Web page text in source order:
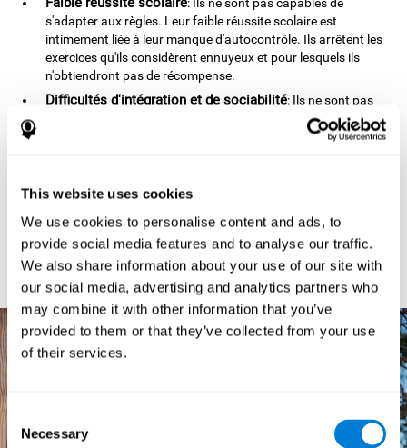
This website uses cookies
We use cookies to personalise content and ads, to
provide social media features and to analyse our traffic.
We also share information about your use of our site with
our social media, advertising and analytics partners who
may combine it with other information that you’ve
provided to them or that they’ve collected from your use
of their services.
Consent
Selection
Necessary
: Ils ne sont pas capables de
s'adapter aux règles. Leur faible réussite scolaire est
intimement liée à leur manque d'autocontrôle. Ils arrêtent les
exercices qu'ils considèrent ennuyeux et pour lesquels ils
n'obtiendront pas de récompense.
Difficultés d'intégration et de sociabilité: Ils ne sont pas
empathiques et ont du mal à interpréter les expressions
faciales (sourire, visage énervé, etc.). Ils sont souvent
Très mauvais perdants aux jeux et sports
se disputent facilement car leur cerveau est incapable
d'analyser la situation et d'anticiper les conséquences.
Ils peuvent se mettre en danger
: Ils ne sont pas conscients
de la menace et de la dangerosité de leurs actes.